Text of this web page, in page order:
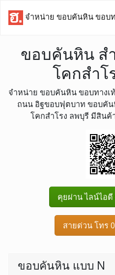
จำหน่าย ขอบคันหิน ขอบท
ขอบคันหิน ส
โคกสำโ
จำหน่าย ขอบคันหิน ขอบทางเ
ถนน อิฐขอบฟุตบาท ขอบคั
โคกสำโรง ลพบุรี มีสิน
คุยผ่าน ไลน์ไอดี
สายด่วน โทร
ขอบคันหิน แบบ N